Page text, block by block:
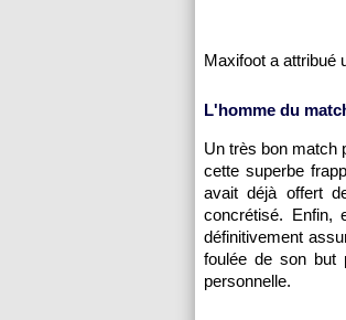
Maxifoot a attribué
L'homme du
Un très bon match
cette superbe
avait déjà offert
concrétisé. Enfin,
définitivement
foulée de son but
personnelle.